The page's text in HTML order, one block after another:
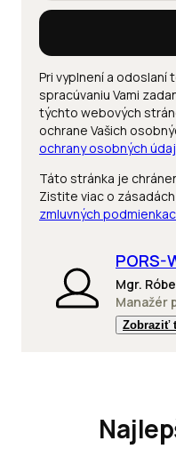
Pri vyplnení a
spracúvaniu Vami
týchto webových
ochrane Vašich
ochrany osobných
Táto stránka je
Zistite viac o zásadách
zmluvných
PORS-
Mgr.
Manažér
Zobraziť